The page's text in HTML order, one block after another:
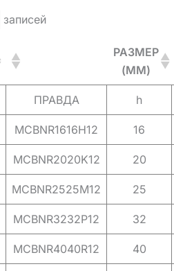
записей
РАЗМЕР
(ММ)
ПРАВДА h
MCBNR1616H12 16
MCBNR2020K12 20
MCBNR2525M12 25
MCBNR3232P12 32
MCBNR4040R12 40